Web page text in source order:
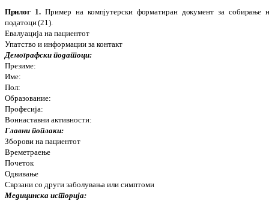
Прилог 1.Пример на компјутерски форма­ти­ран документ за собирање
податоци (21).
Евалуација на пациентот
Упатство и информации за контакт
Демографски податоци:
Презиме:
Име:
Пол:
Образование:
Професија:
Воннаставни активности:
Главни поплаки:
Зборови на пациентот
Времетраење
Почеток
Одвивање
Сврзани со други заболувања или симптоми
Медицинска историја: